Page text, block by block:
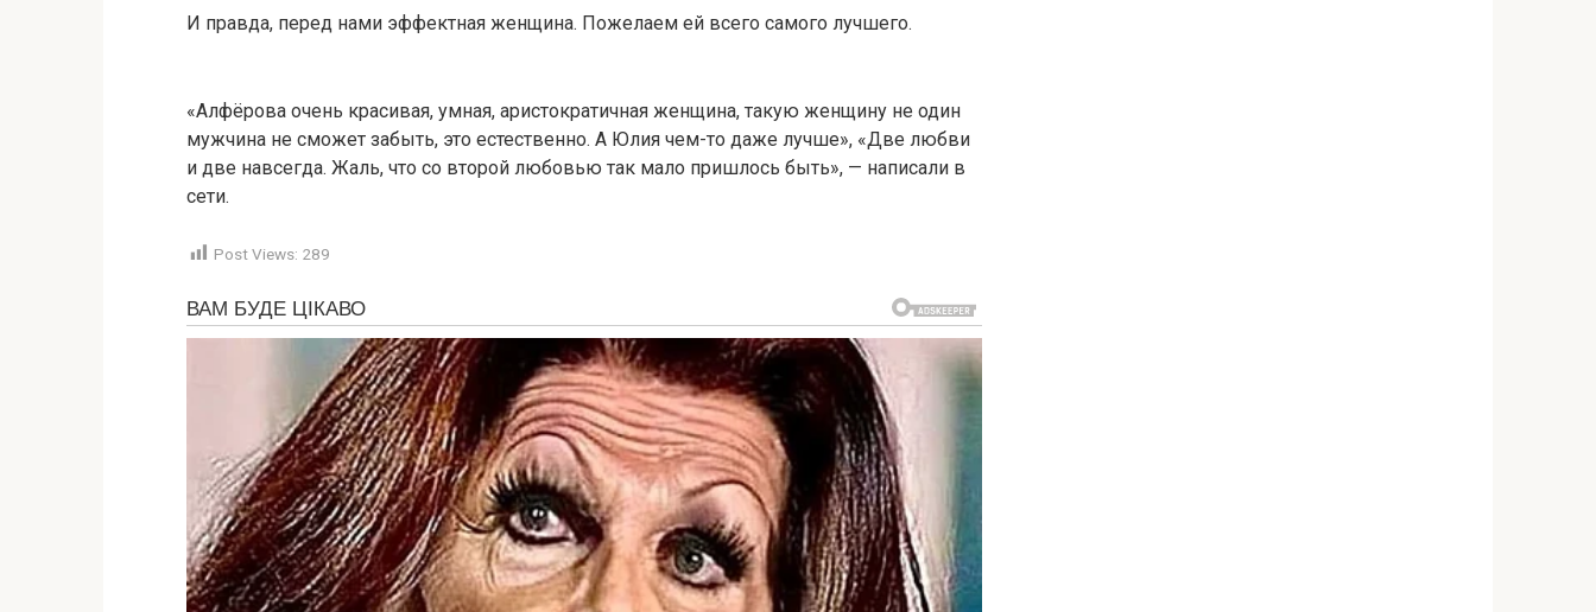
И правда, перед нами эффектная женщина. Пожелаем ей всего самого лучшего.
«Алфёрова очень красивая, умная, аристократичная женщина, такую женщину не один
мужчина не сможет забыть, это естественно. А Юлия чем-то даже лучше», «Две любви
и две навсегда. Жаль, что со второй любовью так мало пришлось быть», — написали в
сети.
Post Views: 289